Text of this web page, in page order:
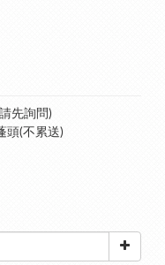
先詢問)
頭(不累送)